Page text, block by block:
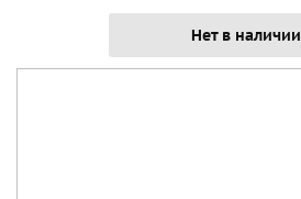
Нет в наличии